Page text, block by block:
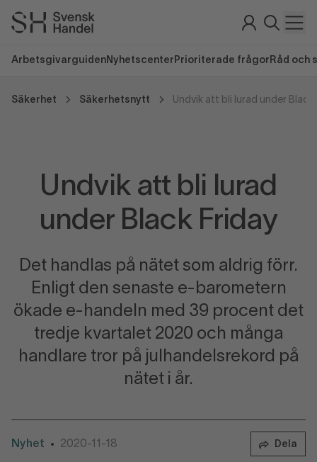
Arbetsgivarguiden Nyhetscenter Prioriterade frågor Råd och
Säkerhet Säkerhetsnytt Undvik att bli lurad under Black
Undvik att bli lurad
under Black Friday
Det handlas på nätet som aldrig förr.
Enligt den senaste e-barometern
ökade e-handeln med 39 procent det
tredje kvartalet 2020 och många
handlare tror på julhandelsrekord på
nätet i år.
Nyhet • 2020-11-18 Dela